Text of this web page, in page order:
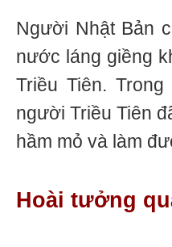
Người Nhật Bản
nước láng giềng
Triều Tiên.
người Triều Tiên
hầm mỏ và làm
Hoài tưởng